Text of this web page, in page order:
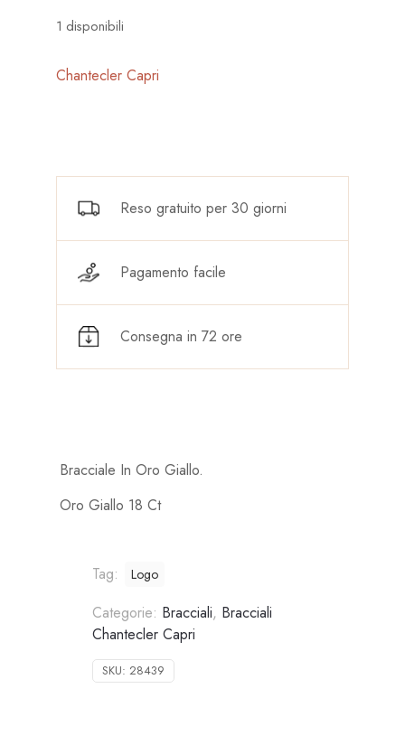
1 disponibili
Chantecler Capri
Reso gratuito per 30 giorni
Pagamento facile
Consegna in 72 ore
Bracciale In Oro Giallo.
Oro Giallo 18 Ct
Tag: Logo
Categorie: Bracciali, Bracciali
Chantecler Capri
SKU:28439